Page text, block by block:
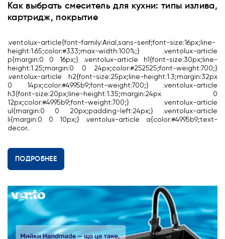
Как выбрать смеситель для кухни: типы излива,
картридж, покрытие
.ventolux-article{font-family:Arial,sans-serif;font-size:16px;line-
height:1.65;color:#333;max-width:100%;} .ventolux-article
p{margin:0 0 16px;} .ventolux-article h1{font-size:30px;line-
height:1.25;margin:0 0 24px;color:#252525;font-weight:700;}
.ventolux-article h2{font-size:25px;line-height:1.3;margin:32px
0 14px;color:#4995b9;font-weight:700;} .ventolux-article
h3{font-size:20px;line-height:1.35;margin:24px 0
12px;color:#4995b9;font-weight:700;} .ventolux-article
ul{margin:0 0 20px;padding-left:24px;} .ventolux-article
li{margin:0 0 10px;} .ventolux-article a{color:#4995b9;text-
decor..
ПОДРОБНЕЕ